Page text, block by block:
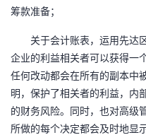
的
课
程
我
的
认
我
的
我
技
术
支
的
云
声
筹款准备；
关于会计账表，运用先达
企业的利益相关者可以获得一
任何改动都会在所有的副本中
明，保护了相关者的利益，内
的财务风险。同时，也对高级
所做的每个决定都会及时地显